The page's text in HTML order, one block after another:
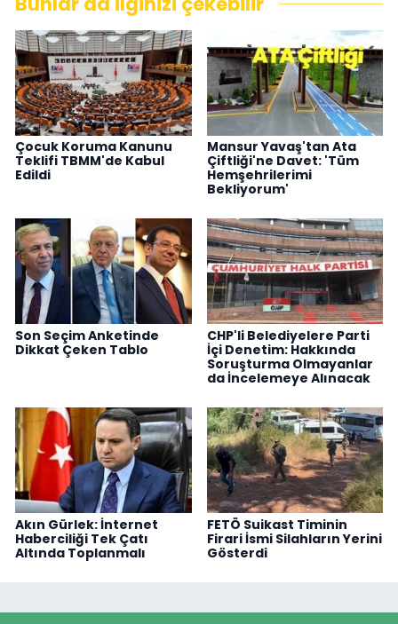
Çocuk Koruma Kanunu
Teklifi TBMM'de Kabul
Edildi
Mansur Yavaş'tan Ata
Çiftliği'ne Davet: 'Tüm
Hemşehrilerimi
Bekliyorum'
Son Seçim Anketinde
Dikkat Çeken Tablo
CHP'li Belediyelere Parti
İçi Denetim: Hakkında
Soruşturma Olmayanlar
da İncelemeye Alınacak
Akın Gürlek: İnternet
Haberciliği Tek Çatı
Altında Toplanmalı
FETÖ Suikast Timinin
Firari İsmi Silahların Yerini
Gösterdi